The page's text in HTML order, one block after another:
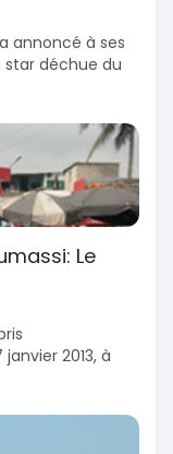
annoncé à ses
star déchue du
Le
2013, à